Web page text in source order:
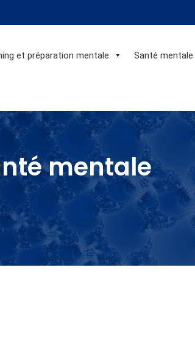
et préparation mentale Santé mentale
mentale